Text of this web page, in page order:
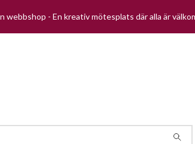
- En kreativ mötesplats där alla är